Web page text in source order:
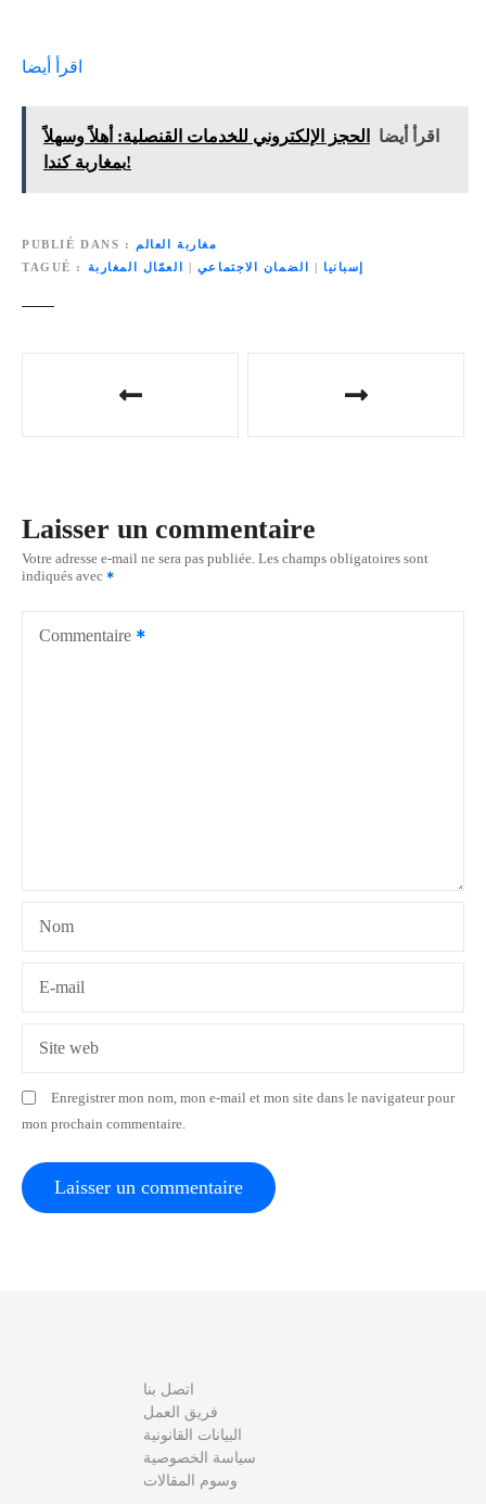
اقرأ أيضا
اقرأ أيضا
الحجز الإلكتروني للخدمات القنصلية: أهلاً وسهلاً
بمغاربة كندا!
PUBLIÉ DANS
مغاربة العالم
TAGUÉ
إسبانيا الضمان الاجتماعي العمّال المغاربة
g
a
t
i
c
l
Laisser un commentaire
Votre adresse e-mail ne sera pas publiée. Les champs obligatoires sont
indiqués avec
Commentaire
Nom
E-mail
Site web
Enregistrer mon nom, mon e-mail et mon site dans le navigateur pour
mon prochain commentaire.
اتصل بنا
فريق العمل
البيانات القانونية
سياسة الخصوصية
وسوم المقالات